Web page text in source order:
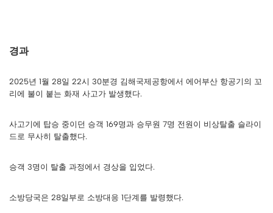
경과
2025년 1월 28일 22시 30분경 김해국제공항에서 에어부산 항공기의 꼬
리에 불이 붙는 화재 사고가 발생했다.
사고기에 탑승 중이던 승객 169명과 승무원 7명 전원이 비상탈출 슬라이
드로 무사히 탈출했다.
승객 3명이 탈출 과정에서 경상을 입었다.
소방당국은 28일부로 소방대응 1단계를 발령했다.